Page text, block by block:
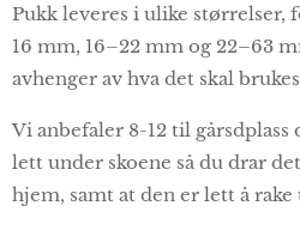
Pukk leveres i ulike størrelser,
16 mm, 16–22 mm og 22–63
avhenger av hva det skal
Vi anbefaler 8-12 til gårsdplass
lett under skoene så du drar
hjem, samt at den er lett å rake